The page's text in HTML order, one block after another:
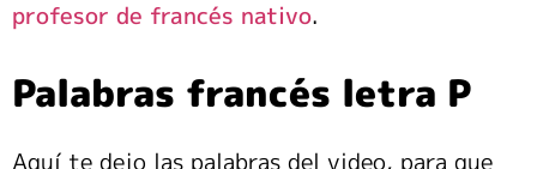
profesor de francés nativo.
Palabras francés letra P
Aquí te dejo las palabras del video, para que